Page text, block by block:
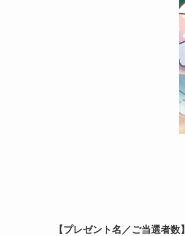
【プレゼント名／ご当選者数】